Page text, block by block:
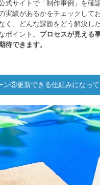
式サイトで「制作事例」を確
実績があるかをチェックして
く、どんな課題をどう解決し
ポイント。 プロセスが見える
待できます。
ン③更新できる仕組みになっ